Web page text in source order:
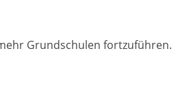
Grundschulen fortzuführen.